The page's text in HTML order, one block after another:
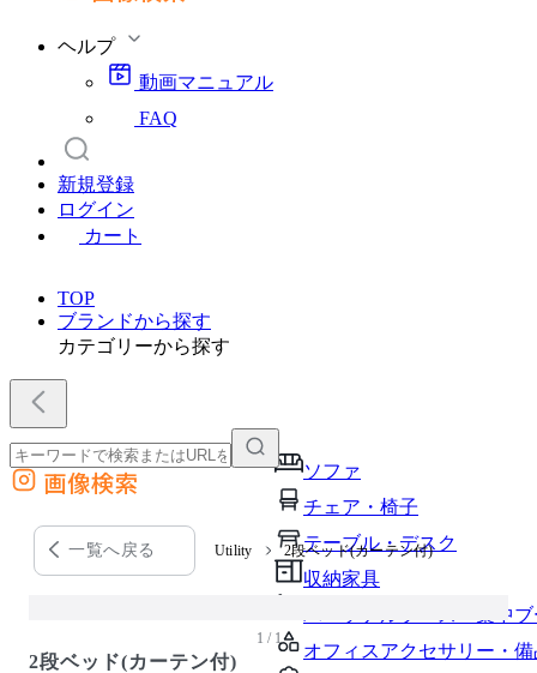
ヘルプ
動画マニュアル
FAQ
新規登録
ログイン
カート
TOP
ブランドから探す
カテゴリーから探す
ソファ
チェア・椅子
テーブル・デスク
収納家具
パーソナルブース・集中
オフィスアクセサリー・備
外部サイトの商品をカートに追加
他のサイトで見つけた商品ページのURLを貼り付けて、カートに追加できます
画像検索
一覧へ戻る Utility 2段ベッド(カーテン付)
1 / 1
2段ベッド(カーテン付)